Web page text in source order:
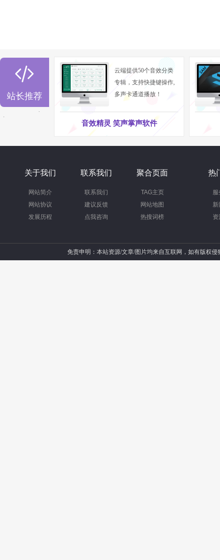

站长推荐
云端提供50个音效分类
专辑，支持快捷键操作,
多声卡通道播放！
音效精灵 笑声掌声软件
关于我们
网站简介
网站协议
发展历程
联系我们
联系我们
建议反馈
点我咨询
聚合页面
TAG主页
网站地图
热搜词榜
热
服
新
资
免责申明：本站资源/文章/图片均来自互联网，如有版权